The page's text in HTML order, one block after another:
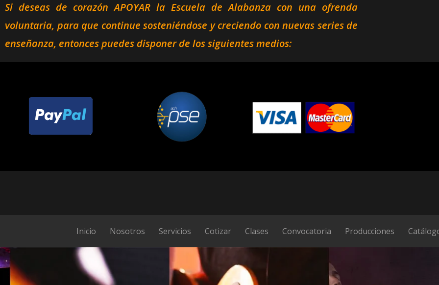
Si deseas de corazón APOYAR la Escuela de Alabanza con una ofrenda
voluntaria, para que continue sosteniéndose y creciendo con nuevas series de
enseñanza, entonces puedes disponer de los siguientes medios:
Inicio Nosotros Servicios Cotizar Clases Convocatoria Producciones